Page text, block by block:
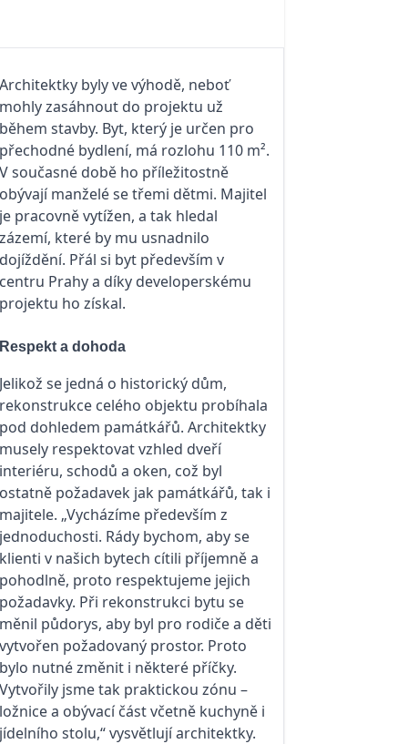
Architektky byly ve výhodě, neboť
mohly zasáhnout do projektu už
během stavby. Byt, který je určen pro
přechodné bydlení, má rozlohu 110 m².
V současné době ho příležitostně
obývají manželé se třemi dětmi. Majitel
je pracovně vytížen, a tak hledal
zázemí, které by mu usnadnilo
dojíždění. Přál si byt především v
centru Prahy a díky developerskému
projektu ho získal.
Respekt a dohoda
Jelikož se jedná o historický dům,
rekonstrukce celého objektu probíhala
pod dohledem památkářů. Architektky
musely respektovat vzhled dveří
interiéru, schodů a oken, což byl
ostatně požadavek jak památkářů, tak i
majitele. „Vycházíme především z
jednoduchosti. Rády bychom, aby se
klienti v našich bytech cítili příjemně a
pohodlně, proto respektujeme jejich
požadavky. Při rekonstrukci bytu se
měnil půdorys, aby byl pro rodiče a děti
vytvořen požadovaný prostor. Proto
bylo nutné změnit i některé příčky.
Vytvořily jsme tak praktickou zónu –
ložnice a obývací část včetně kuchyně i
jídelního stolu,“ vysvětlují architektky.